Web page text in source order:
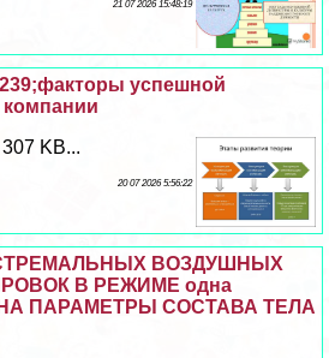
21 07 2026 15:48:19
успешной
компании
KB...
20 07 2026 5:56:22
ВОЗДУШНЫХ
В РЕЖИМЕ одна
ПАРАМЕТРЫ СОСТАВА ТЕЛА